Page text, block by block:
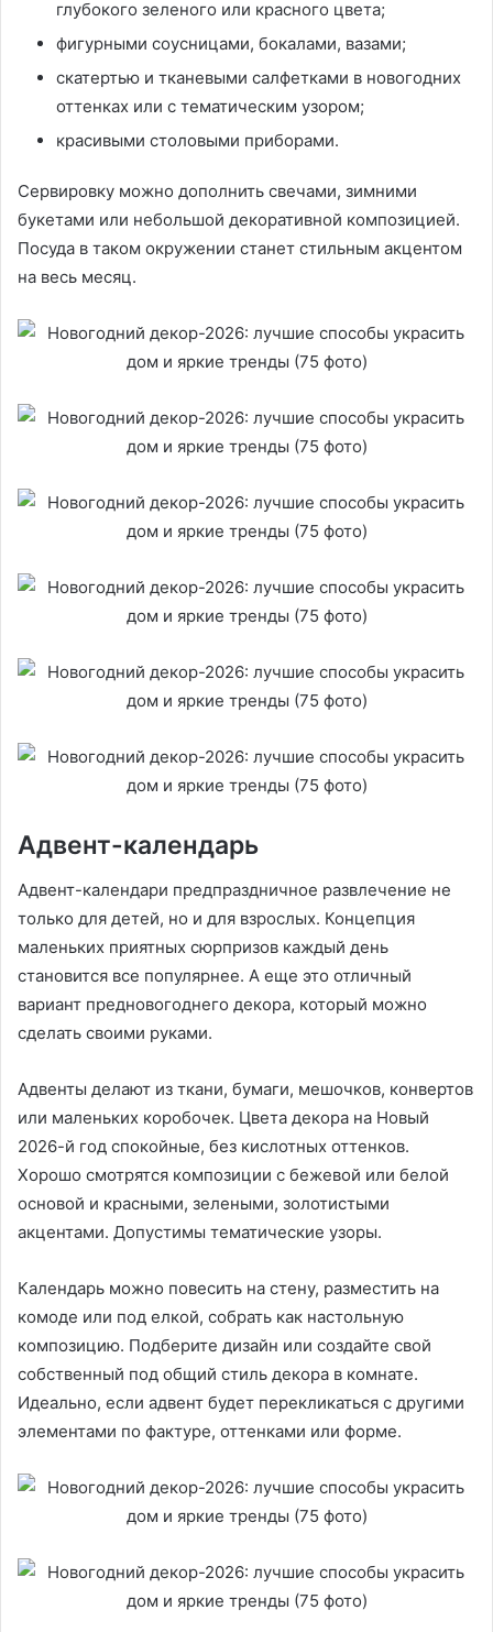
глубокого зеленого или красного цвета;
фигурными соусницами, бокалами, вазами;
скатертью и тканевыми салфетками в новогодних
оттенках или с тематическим узором;
красивыми столовыми приборами.
Сервировку можно дополнить свечами, зимними
букетами или небольшой декоративной композицией.
Посуда в таком окружении станет стильным акцентом
на весь месяц.
Адвент-календарь
Адвент-календари предпраздничное развлечение не
только для детей, но и для взрослых. Концепция
маленьких приятных сюрпризов каждый день
становится все популярнее. А еще это отличный
вариант предновогоднего декора, который можно
сделать своими руками.
Адвенты делают из ткани, бумаги, мешочков, конвертов
или маленьких коробочек. Цвета декора на Новый
2026-й год спокойные, без кислотных оттенков.
Хорошо смотрятся композиции с бежевой или белой
основой и красными, зелеными, золотистыми
акцентами. Допустимы тематические узоры.
Календарь можно повесить на стену, разместить на
комоде или под елкой, собрать как настольную
композицию. Подберите дизайн или создайте свой
собственный под общий стиль декора в комнате.
Идеально, если адвент будет перекликаться с другими
элементами по фактуре, оттенками или форме.